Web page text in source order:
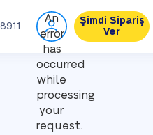
An
error
has
occurred
while
processing
your
request.
Şimdi Sipariş
Ver